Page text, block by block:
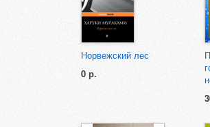
Норвежский лес
0 р.